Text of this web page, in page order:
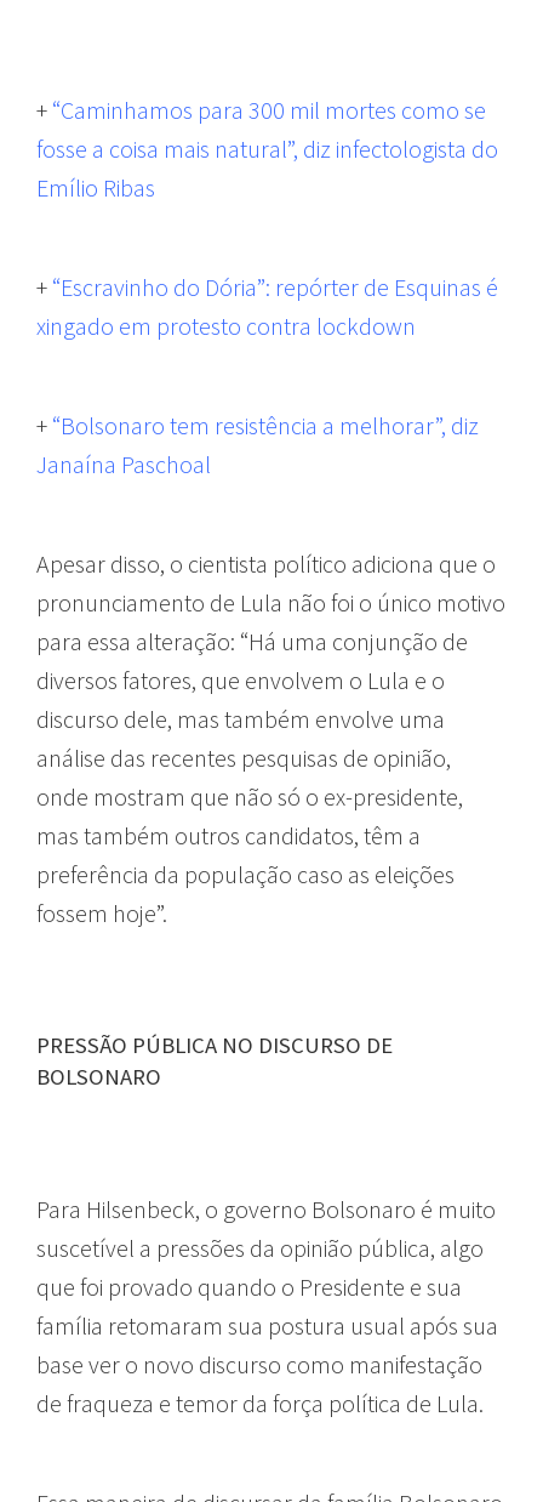
+ “Caminhamos para 300 mil mortes como se
fosse a coisa mais natural”, diz infectologista do
Emílio Ribas
+ “Escravinho do Dória”: repórter de Esquinas é
xingado em protesto contra lockdown
+ “Bolsonaro tem resistência a melhorar”, diz
Janaína Paschoal
Apesar disso, o cientista político adiciona que o
pronunciamento de Lula não foi o único motivo
para essa alteração: “Há uma conjunção de
diversos fatores, que envolvem o Lula e o
discurso dele, mas também envolve uma
análise das recentes pesquisas de opinião,
onde mostram que não só o ex-presidente,
mas também outros candidatos, têm a
preferência da população caso as eleições
fossem hoje”.
PRESSÃO PÚBLICA NO DISCURSO DE
BOLSONARO
Para Hilsenbeck, o governo Bolsonaro é muito
suscetível a pressões da opinião pública, algo
que foi provado quando o Presidente e sua
família retomaram sua postura usual após sua
base ver o novo discurso como manifestação
de fraqueza e temor da força política de Lula.